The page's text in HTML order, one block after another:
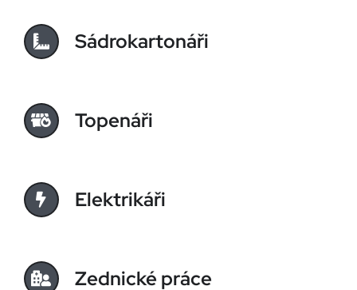
Sádrokartonáři
Topenáři
Elektrikáři
Zednické práce